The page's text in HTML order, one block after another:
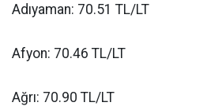
Adıyaman: 70.51 TL/LT
Afyon: 70.46 TL/LT
Ağrı: 70.90 TL/LT